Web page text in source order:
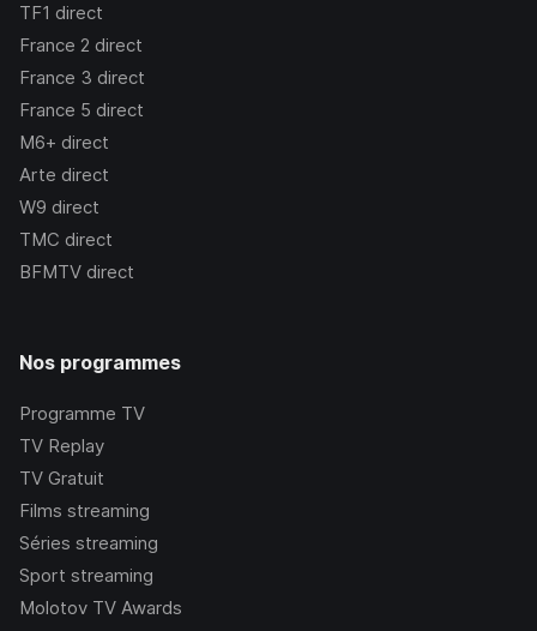
TF1 direct
France 2 direct
France 3 direct
France 5 direct
M6+ direct
Arte direct
W9 direct
TMC direct
BFMTV direct
Nos programmes
Programme TV
TV Replay
TV Gratuit
Films streaming
Séries streaming
Sport streaming
Molotov TV Awards